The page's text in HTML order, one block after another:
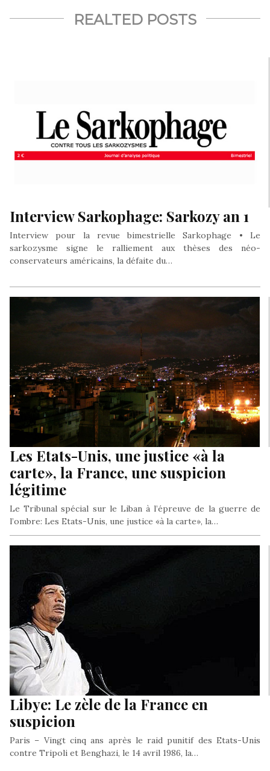
REALTED POSTS
Interview Sarkophage: Sarkozy an 1
Interview pour la revue bimestrielle Sarkophage • Le
sarkozysme signe le ralliement aux thèses des néo-
conservateurs américains, la défaite du…
Les Etats-Unis, une justice «à la
carte», la France, une suspicion
légitime
Le Tribunal spécial sur le Liban à l’épreuve de la guerre de
l’ombre: Les Etats-Unis, une justice «à la carte», la…
Libye: Le zèle de la France en
suspicion
Paris – Vingt cinq ans après le raid punitif des Etats-Unis
contre Tripoli et Benghazi, le 14 avril 1986, la…